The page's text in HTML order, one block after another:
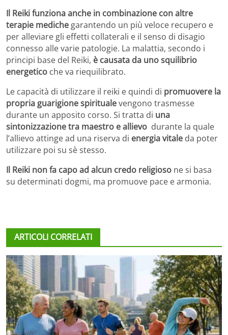
Il Reiki funziona anche in combinazione con altre
terapie mediche garantendo un più veloce recupero e
per alleviare gli effetti collaterali e il senso di disagio
connesso alle varie patologie. La malattia, secondo i
principi base del Reiki, è causata da uno squilibrio
energetico che va riequilibrato.
Le capacità di utilizzare il reiki e quindi di promuovere la
propria guarigione spiritualevengono trasmesse
durante un apposito corso. Si tratta di una
sintonizzazione tra maestro e allievo durante la quale
l’allievo attinge ad una riserva di energia vitale da poter
utilizzare poi su sè stesso.
Il Reiki non fa capo ad alcun credo religioso ne si basa
su determinati dogmi, ma promuove pace e armonia.
ARTICOLI CORRELATI